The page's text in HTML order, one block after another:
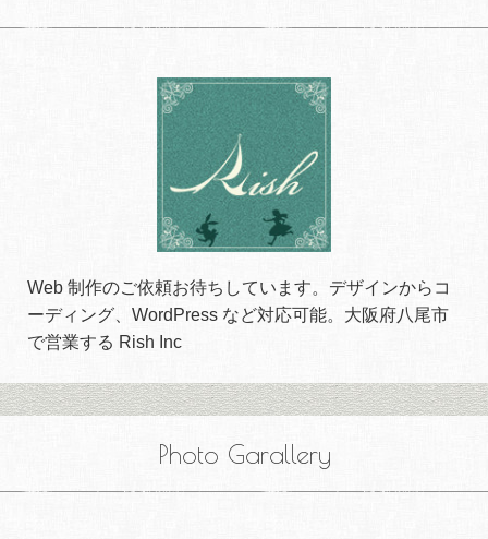
Web 制作のご依頼お待ちしています。デザインからコ
ーディング、WordPress など対応可能。大阪府八尾市
で営業する Rish Inc
Photo Garallery